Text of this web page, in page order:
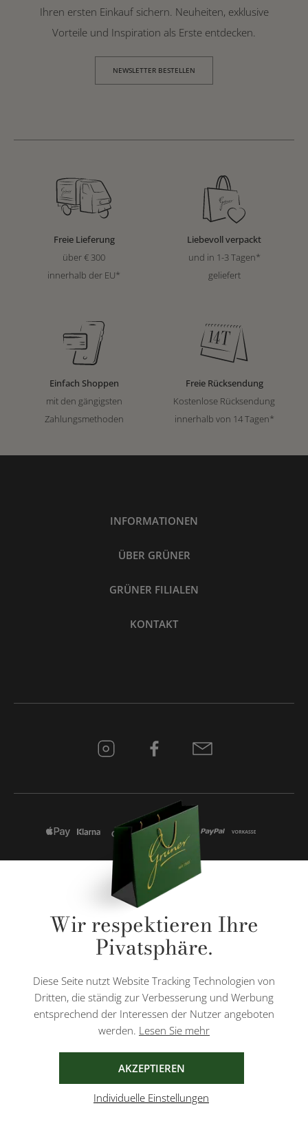
Ihren ersten Einkauf sichern. Neuheiten, exklusive
Vorteile und Inspiration als Erste entdecken.
NEWSLETTER BESTELLEN
Freie Lieferung
über € 300
innerhalb der EU*
Liebevoll verpackt
und in 1-3 Tagen*
geliefert
Einfach Shoppen
mit den gängigsten
Zahlungsmethoden
Freie Rücksendung
Kostenlose Rücksendung
innerhalb von 14 Tagen*
INFORMATIONEN
ÜBER GRÜNER
GRÜNER FILIALEN
KONTAKT
* Alle Preise inkl. gesetzl. Mehrwertsteuer zzgl.
Nachnahmegebühren, wenn nicht anders angegeben.
Diese Website ist durch reCAPTCHA geschützt und es gelten die
Wir respektieren Ihre
Pivatsphäre.
Diese Seite nutzt Website Tracking Technologien von
Dritten, die ständig zur Verbesserung und Werbung
entsprechend der Interessen der Nutzer angeboten
werden. Lesen Sie mehr
AKZEPTIEREN
Individuelle Einstellungen